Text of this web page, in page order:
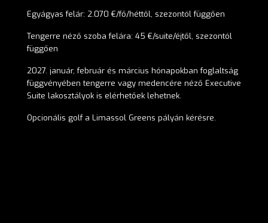
Egyágyas felár: 2.070 €/fő/héttől, szezontól függően
Tengerre néző szoba felára: 45 €/suite/éjtől, szezontól
függően
2027. január, február és március hónapokban foglaltság
függvényében tengerre vagy medencére néző Executive
Suite lakosztályok is elérhetőek lehetnek.
Opcionális golf a Limassol Greens pályán kérésre.